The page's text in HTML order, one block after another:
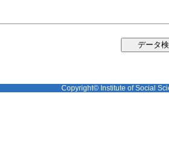
Copyright© Institute of Social